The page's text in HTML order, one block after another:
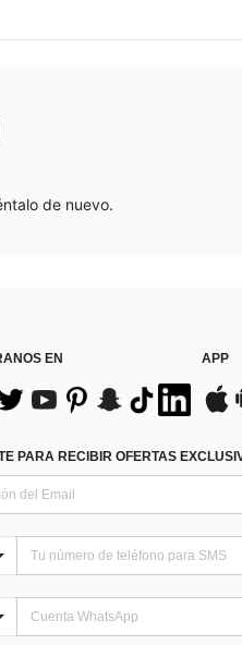
de nuevo.
EN APP
PARA RECIBIR OFERTAS